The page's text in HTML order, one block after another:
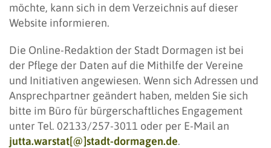
möchte, kann sich in dem Verzeichnis auf dieser
Website informieren.
Die Online-Redaktion der Stadt Dormagen ist bei
der Pflege der Daten auf die Mithilfe der Vereine
und Initiativen angewiesen. Wenn sich Adressen und
Ansprechpartner geändert haben, melden Sie sich
bitte im Büro für bürgerschaftliches Engagement
unter Tel. 02133/257-3011 oder per E-Mail an
jutta.warstat[@]stadt-dormagen.de.